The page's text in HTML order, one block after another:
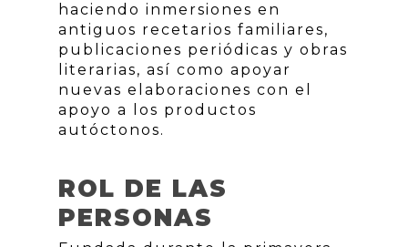
haciendo inmersiones en
antiguos recetarios familiares,
publicaciones periódicas y obras
literarias, así como apoyar
nuevas elaboraciones con el
apoyo a los productos
autóctonos.
ROL DE LAS
PERSONAS